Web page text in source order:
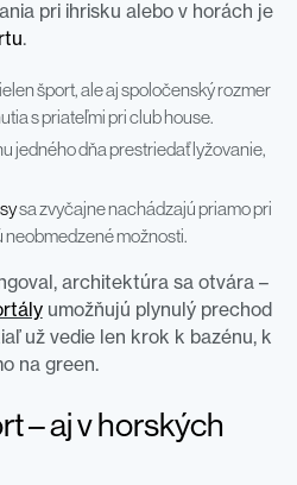
pri ihrisku alebo v horách je
.
šport, ale aj spoločenský rozmer
s priateľmi pri club house.
jedného dňa prestriedať lyžovanie,
sa zvyčajne nachádzajú priamo pri
možnosti.
architektúra sa otvára –
umožňujú plynulý prechod
už vedie len krok k bazénu, k
na green.
– aj v horských